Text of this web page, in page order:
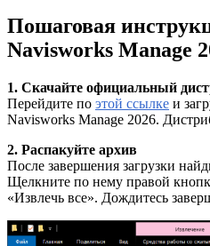
Пошаговая
Navisworks Manage
1. Скачайте официальный
Перейдите по этой ссылке и
Navisworks Manage 2026.
2. Распакуйте архив
После завершения загрузки
Щелкните по нему правой
«Извлечь все». Дождитесь